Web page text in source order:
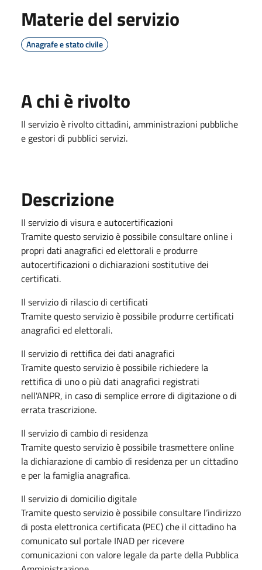
Materie del servizio
Anagrafe e stato civile
A chi è rivolto
Il servizio è rivolto cittadini, amministrazioni pubbliche
e gestori di pubblici servizi.
Descrizione
Il servizio di visura e autocertificazioni
Tramite questo servizio è possibile consultare online i
propri dati anagrafici ed elettorali e produrre
autocertificazioni o dichiarazioni sostitutive dei
certificati.
Il servizio di rilascio di certificati
Tramite questo servizio è possibile produrre certificati
anagrafici ed elettorali.
Il servizio di rettifica dei dati anagrafici
Tramite questo servizio è possibile richiedere la
rettifica di uno o più dati anagrafici registrati
nell'ANPR, in caso di semplice errore di digitazione o di
errata trascrizione.
Il servizio di cambio di residenza
Tramite questo servizio è possibile trasmettere online
la dichiarazione di cambio di residenza per un cittadino
e per la famiglia anagrafica.
Il servizio di domicilio digitale
Tramite questo servizio è possibile consultare l’indirizzo
di posta elettronica certificata (PEC) che il cittadino ha
comunicato sul portale INAD per ricevere
comunicazioni con valore legale da parte della Pubblica